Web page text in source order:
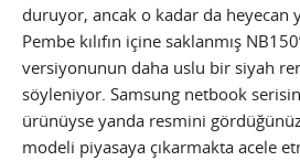
duruyor, ancak o kadar da heyecan
Pembe kılıfın içine saklanmış
versiyonunun daha uslu bir siyah
söyleniyor. Samsung netbook
ürünüyse yanda resmini
modeli piyasaya çıkarmakta acele